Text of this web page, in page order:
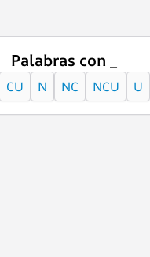
Palabras con _
CU N NC NCU U